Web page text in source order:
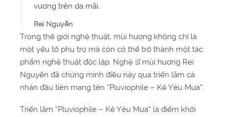
vương trên da mãi.
Rei Nguyễn
Trong thế giới nghệ thuật, mùi hương không chỉ là
một yếu tố phụ trợ mà còn có thể trở thành một tác
phẩm nghệ thuật độc lập. Nghệ sĩ mùi hương Rei
Nguyễn đã chứng minh điều này qua triển lãm cá
nhân đầu tiên mang tên “Pluviophile – Kẻ Yêu Mưa”.
Triển lãm “Pluviophile – Kẻ Yêu Mưa” là điểm khởi